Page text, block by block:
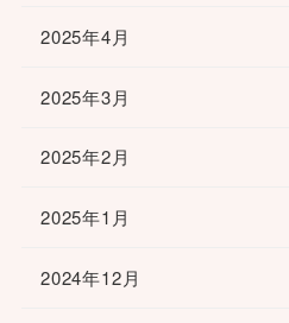
2025年4月
2025年3月
2025年2月
2025年1月
2024年12月